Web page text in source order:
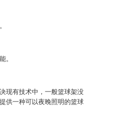
。
。
现有技术中，一般篮球架没
供一种可以夜晚照明的篮球